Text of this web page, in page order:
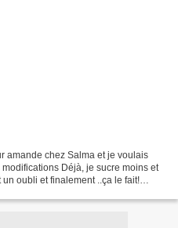
amande chez Salma et je voulais
Déjà, je sucre moins et
oubli et finalement ..ça le fait!